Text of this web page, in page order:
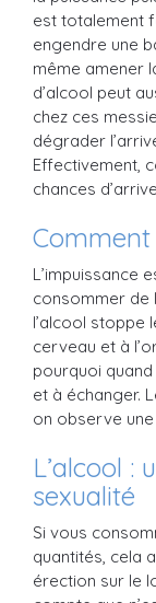
est totalement
engendre une
même amener
d’alcool peut
chez ces
dégrader
Effectivement,
chances
Comment
L’impuissance
consommer de
l’alcool stoppe
cerveau et à
pourquoi
et à échanger.
on observe
L’alcool :
sexualité
Si vous
quantités, cela
érection sur le